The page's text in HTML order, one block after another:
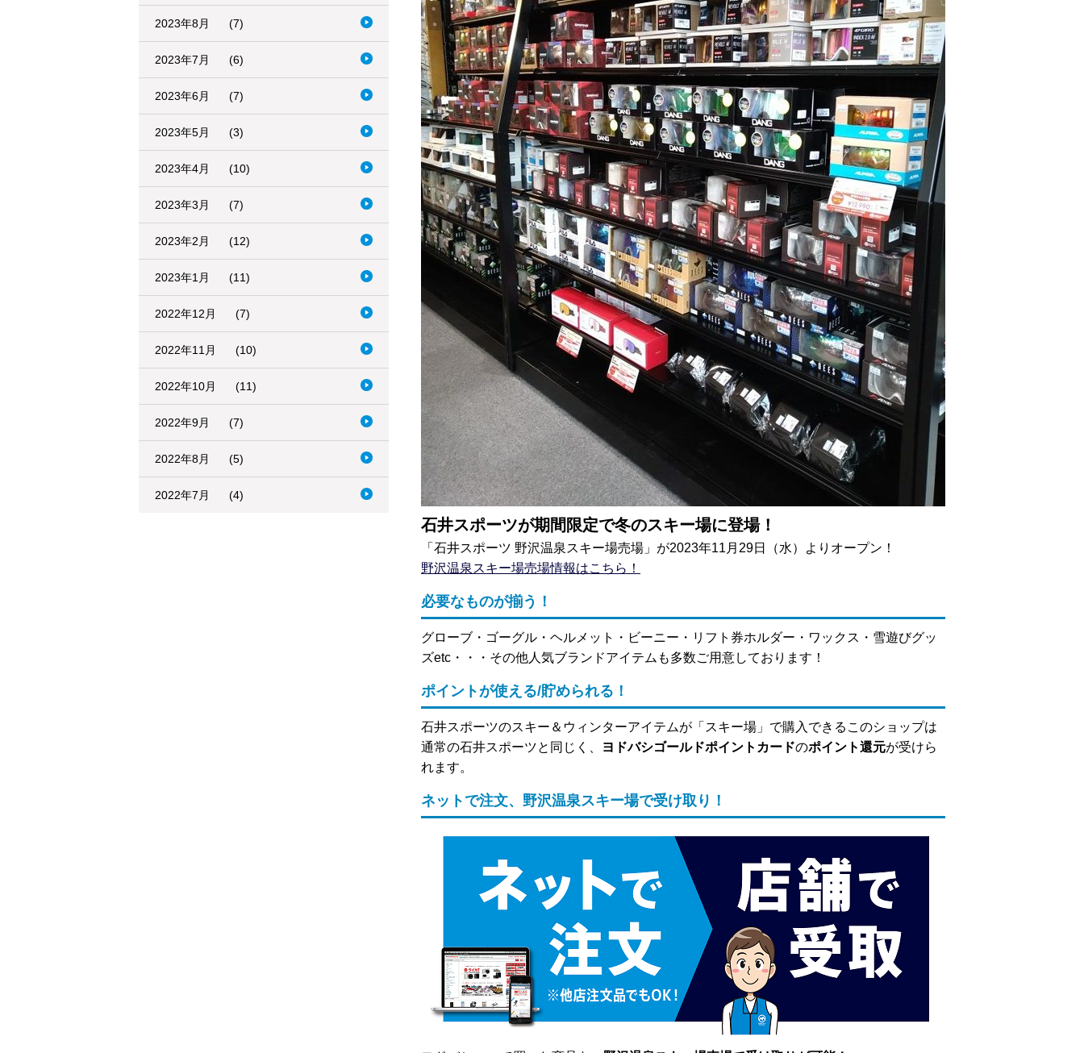
2023年8月 (7)
2023年7月 (6)
2023年6月 (7)
2023年5月 (3)
2023年4月 (10)
2023年3月 (7)
2023年2月 (12)
2023年1月 (11)
2022年12月 (7)
2022年11月 (10)
2022年10月 (11)
2022年9月 (7)
2022年8月 (5)
2022年7月 (4)
石井スポーツが期間限定で冬のスキー場に登場！
「石井スポーツ 野沢温泉スキー場売場」が2023年11月29日（水）よりオープン！
野沢温泉スキー場売場情報はこちら！
必要なものが揃う！
グローブ・ゴーグル・ヘルメット・ビーニー・リフト券ホルダー・ワックス・雪遊びグッ
ズetc・・・その他人気ブランドアイテムも多数ご用意しております！
ポイントが使える/貯められる！
石井スポーツのスキー＆ウィンターアイテムが「スキー場」で購入できるこのショップは
通常の石井スポーツと同じく、
ヨドバシゴールドポイントカードのポイント還元が受けら
れます。
ネットで注文、野沢温泉スキー場で受け取り！